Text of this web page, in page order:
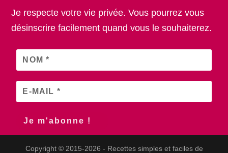
Je respecte votre vie privée. Vous pourrez vous
désinscrire facilement quand vous le souhaiterez.
Copyright © 2015-2026 - Recettes simples et faciles de